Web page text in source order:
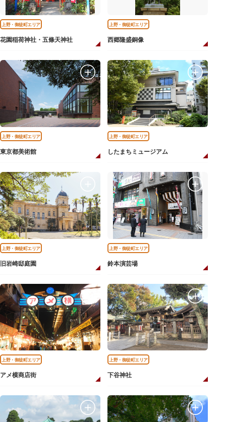
上野・御徒町エリア
花園稲荷神社・五條天神社
上野・御徒町エリア
西郷隆盛銅像
上野・御徒町エリア
東京都美術館
上野・御徒町エリア
したまちミュージアム
上野・御徒町エリア
旧岩崎邸庭園
上野・御徒町エリア
鈴本演芸場
上野・御徒町エリア
アメ横商店街
上野・御徒町エリア
下谷神社